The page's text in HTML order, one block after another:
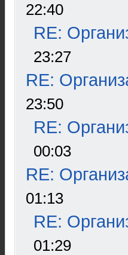
22:40
RE:
23:27
RE:
23:50
RE:
00:03
RE:
01:13
RE:
01:29